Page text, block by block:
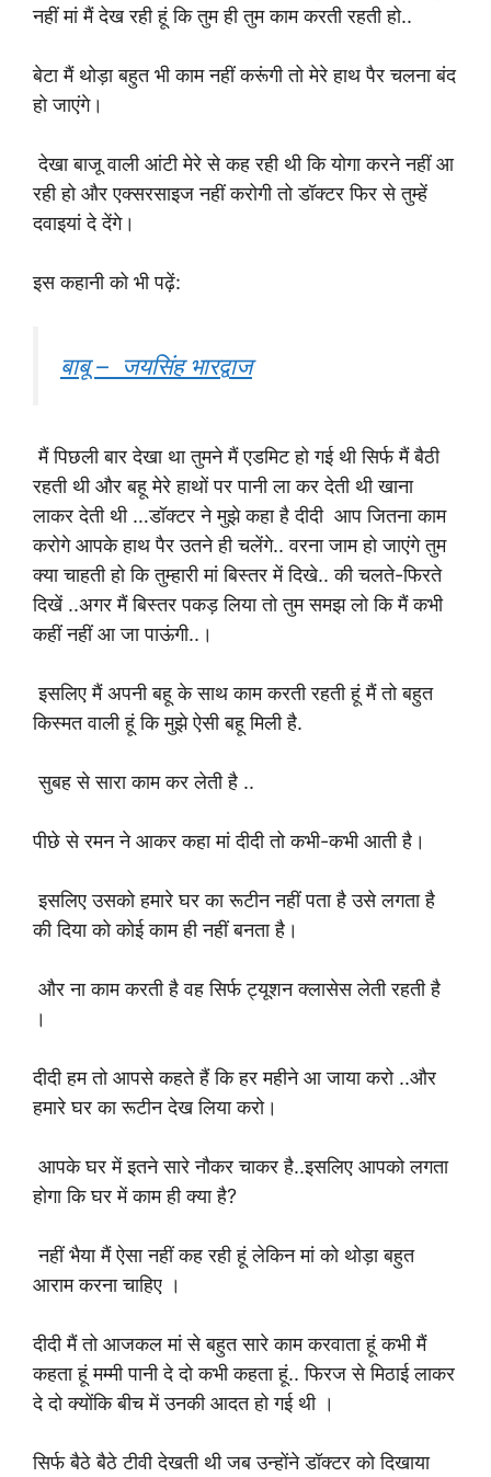
नहीं मां मैं देख रही हूं कि तुम ही तुम काम करती रहती हो..
बेटा मैं थोड़ा बहुत भी काम नहीं करूंगी तो मेरे हाथ पैर चलना बंद
हो जाएंगे।
देखा बाजू वाली आंटी मेरे से कह रही थी कि योगा करने नहीं आ
रही हो और एक्सरसाइज नहीं करोगी तो डॉक्टर फिर से तुम्हें
दवाइयां दे देंगे।
इस कहानी को भी पढ़ें:
बाबू – जयसिंह भारद्वाज
मैं पिछली बार देखा था तुमने मैं एडमिट हो गई थी सिर्फ मैं बैठी
रहती थी और बहू मेरे हाथों पर पानी ला कर देती थी खाना
लाकर देती थी …डॉक्टर ने मुझे कहा है दीदी आप जितना काम
करोगे आपके हाथ पैर उतने ही चलेंगे.. वरना जाम हो जाएंगे तुम
क्या चाहती हो कि तुम्हारी मां बिस्तर में दिखे.. की चलते-फिरते
दिखें ..अगर मैं बिस्तर पकड़ लिया तो तुम समझ लो कि मैं कभी
कहीं नहीं आ जा पाऊंगी..।
इसलिए मैं अपनी बहू के साथ काम करती रहती हूं मैं तो बहुत
किस्मत वाली हूं कि मुझे ऐसी बहू मिली है.
सुबह से सारा काम कर लेती है ..
पीछे से रमन ने आकर कहा मां दीदी तो कभी-कभी आती है।
इसलिए उसको हमारे घर का रूटीन नहीं पता है उसे लगता है
की दिया को कोई काम ही नहीं बनता है।
और ना काम करती है वह सिर्फ ट्यूशन क्लासेस लेती रहती है
।
दीदी हम तो आपसे कहते हैं कि हर महीने आ जाया करो ..और
हमारे घर का रूटीन देख लिया करो।
आपके घर में इतने सारे नौकर चाकर है..इसलिए आपको लगता
होगा कि घर में काम ही क्या है?
नहीं भैया मैं ऐसा नहीं कह रही हूं लेकिन मां को थोड़ा बहुत
आराम करना चाहिए ।
दीदी मैं तो आजकल मां से बहुत सारे काम करवाता हूं कभी मैं
कहता हूं मम्मी पानी दे दो कभी कहता हूं.. फिरज से मिठाई लाकर
दे दो क्योंकि बीच में उनकी आदत हो गई थी ।
सिर्फ बैठे बैठे टीवी देखती थी जब उन्होंने डॉक्टर को दिखाया